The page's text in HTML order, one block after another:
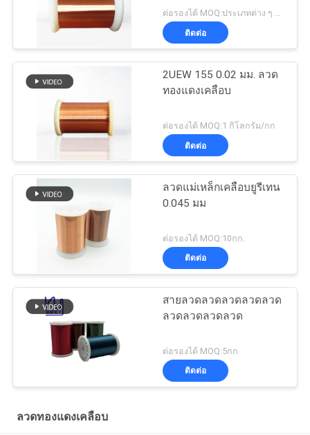
ต่อรองได้ MOQ:ประเภทต่าง ๆ ที่แตกต่างกันMOQ
ติดต่อ
2UEW 155 0.02 มม. ลวด
ทองแดงเคลือบ
ต่อรองได้ MOQ:1 กิโลกรัม/กก
ติดต่อ
ลวดแม่เหล็กเคลือบยูรีเทน
0.045 มม
ต่อรองได้ MOQ:10กก.
ติดต่อ
สายลวดลวดลวดลวดลวด
ลวดลวดลวดลวด
ต่อรองได้ MOQ:5กก
ติดต่อ
ลวดทองแดงเคลือบ